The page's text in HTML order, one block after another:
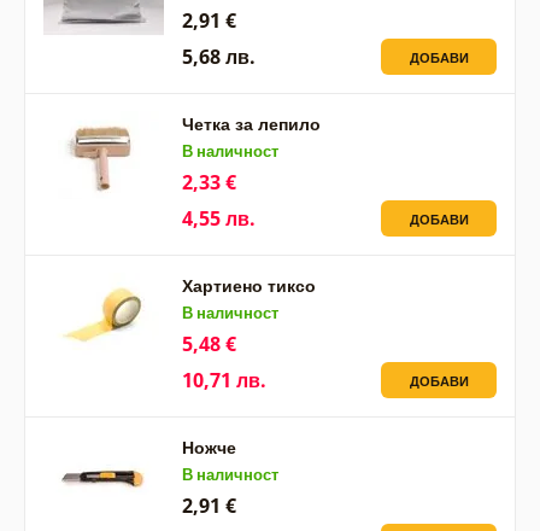
2,91 €
5,68 лв.
ДОБАВИ
Четка за лепило
В наличност
2,33 €
4,55 лв.
ДОБАВИ
Хартиено тиксо
В наличност
5,48 €
10,71 лв.
ДОБАВИ
Ножче
В наличност
2,91 €